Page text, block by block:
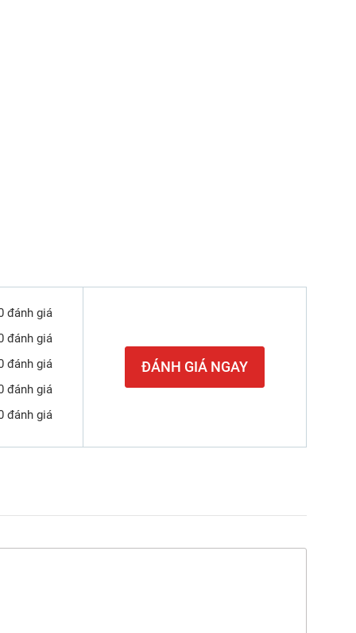
đánh giá
đánh giá
đánh giá
đánh giá
đánh giá
ĐÁNH GIÁ NGAY